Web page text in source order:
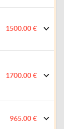
1500.00 €
1700.00 €
965.00 €